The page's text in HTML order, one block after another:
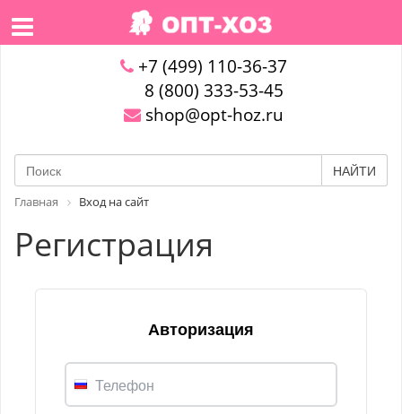
+7 (499) 110-36-37
8 (800) 333-53-45
shop@opt-hoz.ru
НАЙТИ
Главная Вход на сайт
Регистрация
Авторизация
Телефон